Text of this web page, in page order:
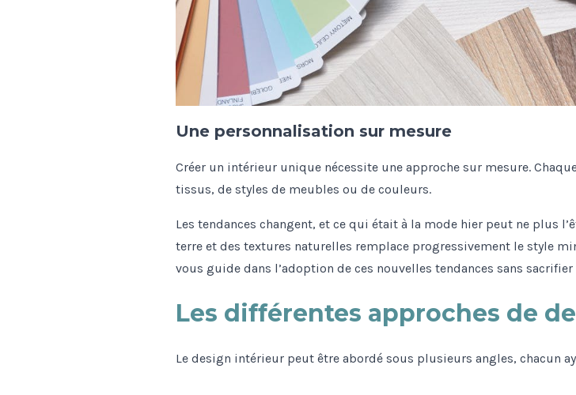
Une personnalisation sur mesure
Créer un intérieur unique nécessite une approche sur mesure.
tissus, de styles de meubles ou de couleurs.
Les tendances changent, et ce qui était à la mode hier peut ne plus
terre et des textures naturelles remplace progressivement le style
vous guide dans l’adoption de ces nouvelles tendances sans
Les différentes approches de
Le design intérieur peut être abordé sous plusieurs angles, chacun